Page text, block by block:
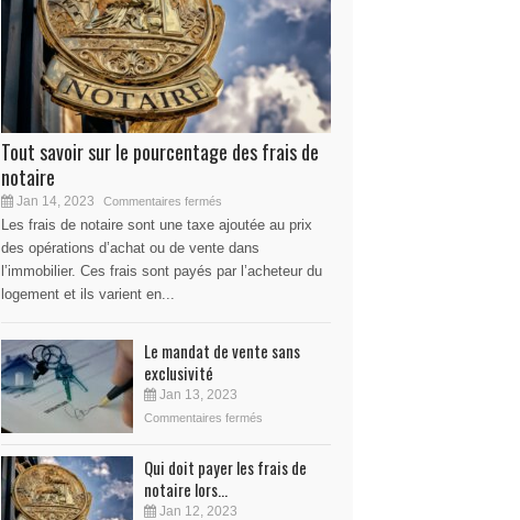
Tout savoir sur le pourcentage des frais de
notaire
Jan 14, 2023 Commentaires fermés
Les frais de notaire sont une taxe ajoutée au prix
des opérations d’achat ou de vente dans
l’immobilier. Ces frais sont payés par l’acheteur du
logement et ils varient en...
Le mandat de vente sans
exclusivité
Jan 13, 2023
Commentaires fermés
Qui doit payer les frais de
notaire lors...
Jan 12, 2023